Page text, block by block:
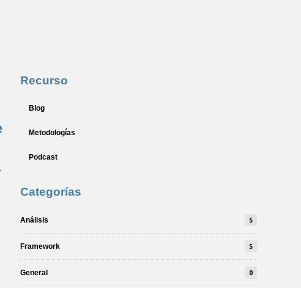
Recurso
Blog
Metodologías
Podcast
Categorías
Análisis 5
Framework 5
General 0